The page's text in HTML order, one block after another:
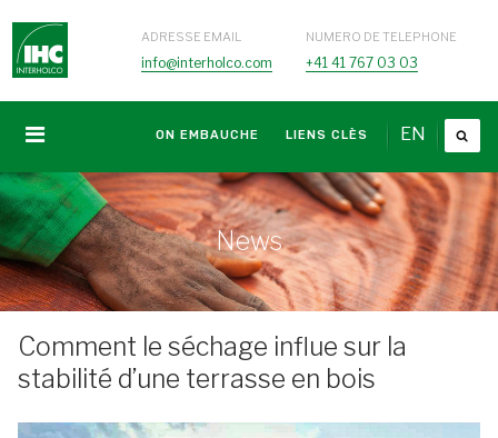
ADRESSE EMAIL
info@interholco.com
NUMERO DE TELEPHONE
+41 41 767 03 03
EN
ON EMBAUCHE LIENS CLÈS
News
Comment le séchage influe sur la
stabilité d’une terrasse en bois